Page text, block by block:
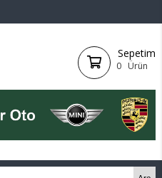
Sepetim
0 Ürün